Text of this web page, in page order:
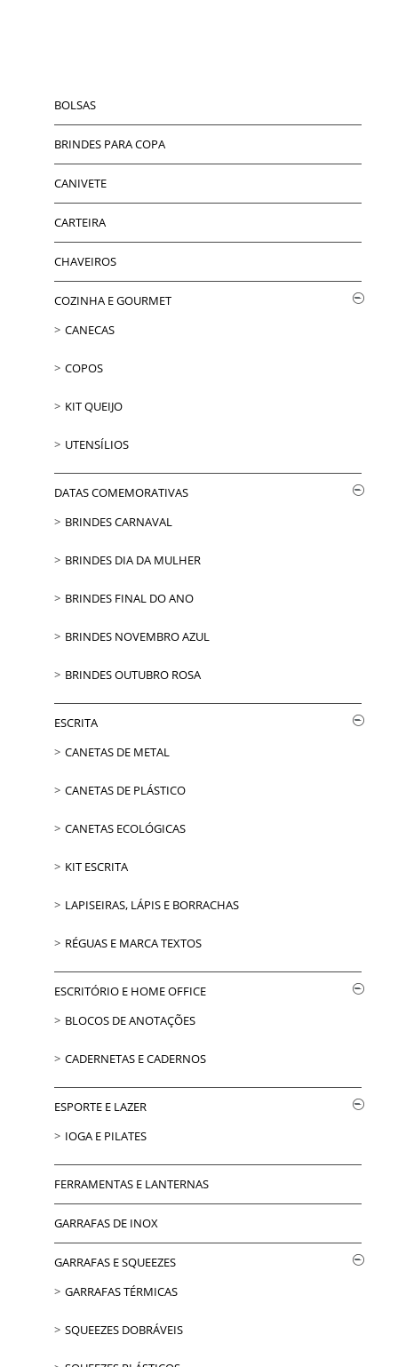
BOLSAS
BRINDES PARA COPA
CANIVETE
CARTEIRA
CHAVEIROS
COZINHA E GOURMET
CANECAS
COPOS
KIT QUEIJO
UTENSÍLIOS
DATAS COMEMORATIVAS
BRINDES CARNAVAL
BRINDES DIA DA MULHER
BRINDES FINAL DO ANO
BRINDES NOVEMBRO AZUL
BRINDES OUTUBRO ROSA
ESCRITA
CANETAS DE METAL
CANETAS DE PLÁSTICO
CANETAS ECOLÓGICAS
KIT ESCRITA
LAPISEIRAS, LÁPIS E BORRACHAS
RÉGUAS E MARCA TEXTOS
ESCRITÓRIO E HOME OFFICE
BLOCOS DE ANOTAÇÕES
CADERNETAS E CADERNOS
ESPORTE E LAZER
IOGA E PILATES
FERRAMENTAS E LANTERNAS
GARRAFAS DE INOX
GARRAFAS E SQUEEZES
GARRAFAS TÉRMICAS
SQUEEZES DOBRÁVEIS